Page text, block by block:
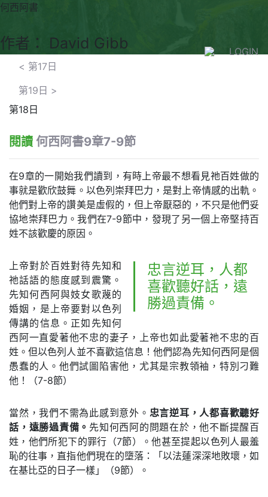
LOGIN
何西阿書
作者： David Gibb
< 第17日
第19日 >
第18日
閱讀 何西阿書9章7-9節
在9章的一開始我們讀到，有時上帝最不想看見祂百姓做的
事就是歡欣鼓舞。以色列崇拜巴力，是對上帝情感的出軌。
他們對上帝的讚美是虛假的，但上帝厭惡的，不只是他們妥
協地崇拜巴力。我們在7-9節中，發現了另一個上帝堅持百
姓不該歡慶的原因。
忠言逆耳，人都
喜歡聽好話，遠
勝過責備。
上帝對於百姓對待先知和
祂話語的態度感到震驚。
先知何西阿與妓女歌蔑的
婚姻，是上帝要對以色列
傳講的信息。正如先知何
西阿一直愛著他不忠的妻子，上帝也如此愛著祂不忠的百
姓。但以色列人並不喜歡這信息！他們認為先知何西阿是個
愚蠢的人。他們試圖陷害他，尤其是宗教領袖，特別刁難
他！（7-8節）
當然，我們不需為此感到意外。 忠言逆耳，人都喜歡聽好
話，遠勝過責備。 先知何西阿的問題在於，他不斷提醒百
姓，他們所犯下的罪行（7節）。他甚至提起以色列人最羞
恥的往事，直指他們現在的墮落：「以法蓮深深地敗壞，如
在基比亞的日子一樣」（9節）。